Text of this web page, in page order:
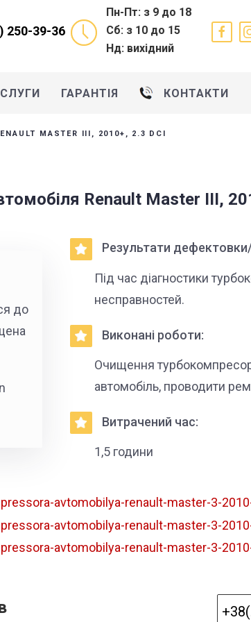
250-39-36
Пн-Пт: з 9 до 18
Сб: з 10 до 15
Нд: вихідний
ГАРАНТІЯ КОНТАКТИ
MASTER III, 2010+, 2.3 DCI
Renault Master III,
до
Результати
Під час діагностики
несправностей.
Виконані роботи:
Очищення
автомобіль, проводити
Витрачений час:
1,5 години